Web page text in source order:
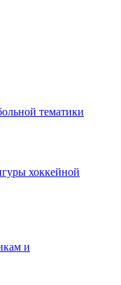
тематики
хоккейной
и